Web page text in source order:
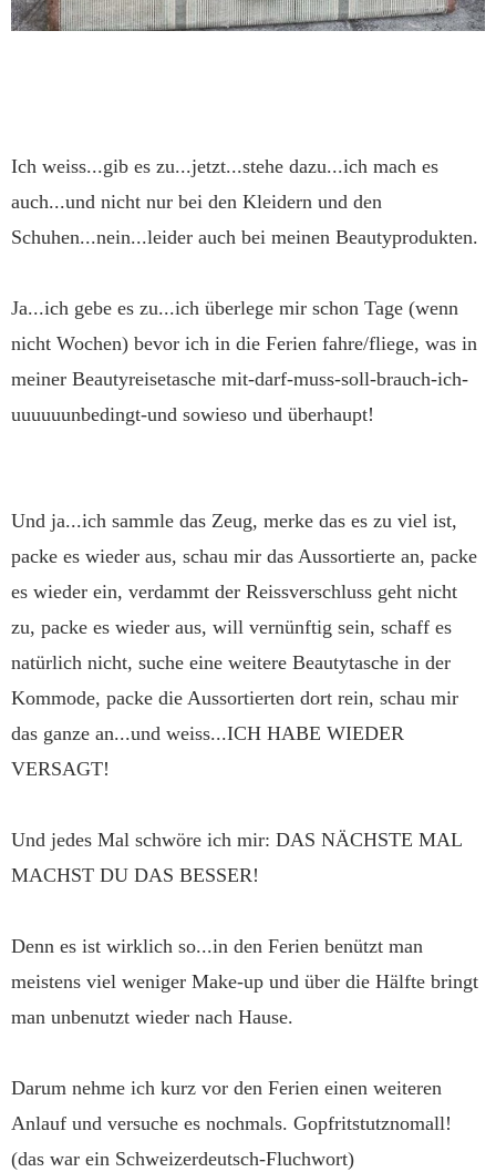
Ich weiss...gib es zu...jetzt...stehe dazu...ich mach es
auch...und nicht nur bei den Kleidern und den
Schuhen...nein...leider auch bei meinen Beautyprodukten.
Ja...ich gebe es zu...ich überlege mir schon Tage (wenn
nicht Wochen) bevor ich in die Ferien fahre/fliege, was in
meiner Beautyreisetasche mit-darf-muss-soll-brauch-ich-
uuuuuunbedingt-und sowieso und überhaupt!
Und ja...ich sammle das Zeug, merke das es zu viel ist,
packe es wieder aus, schau mir das Aussortierte an, packe
es wieder ein, verdammt der Reissverschluss geht nicht
zu, packe es wieder aus, will vernünftig sein, schaff es
natürlich nicht, suche eine weitere Beautytasche in der
Kommode, packe die Aussortierten dort rein, schau mir
das ganze an...und weiss...ICH HABE WIEDER
VERSAGT!
Und jedes Mal schwöre ich mir: DAS NÄCHSTE MAL
MACHST DU DAS BESSER!
Denn es ist wirklich so...in den Ferien benützt man
meistens viel weniger Make-up und über die Hälfte bringt
man unbenutzt wieder nach Hause.
Darum nehme ich kurz vor den Ferien einen weiteren
Anlauf und versuche es nochmals. Gopfritstutznomall!
(das war ein Schweizerdeutsch-Fluchwort)